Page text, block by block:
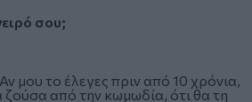
σου;
μου το έλεγες πριν από 10 χρόνια,
ζούσα από την κωμωδία, ότι θα τη